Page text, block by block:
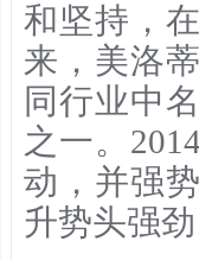
和坚持，
来，美洛
同行业中
之一。
动，并强
升势头强劲